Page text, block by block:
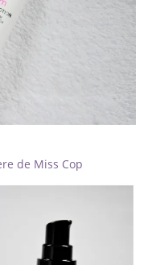
de Miss Cop